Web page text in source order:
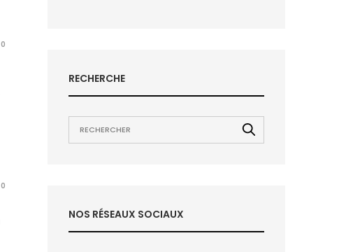
0
0
RECHERCHE
NOS RÉSEAUX SOCIAUX